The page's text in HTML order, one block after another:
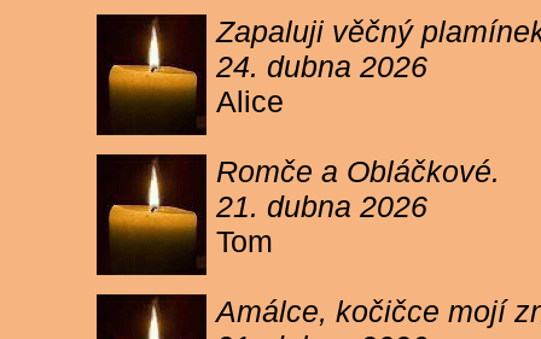
Zapaluji věčný
24. dubna 2026
Alice
Romče a Obláčkové.
21. dubna 2026
Tom
Amálce, kočičce mojí